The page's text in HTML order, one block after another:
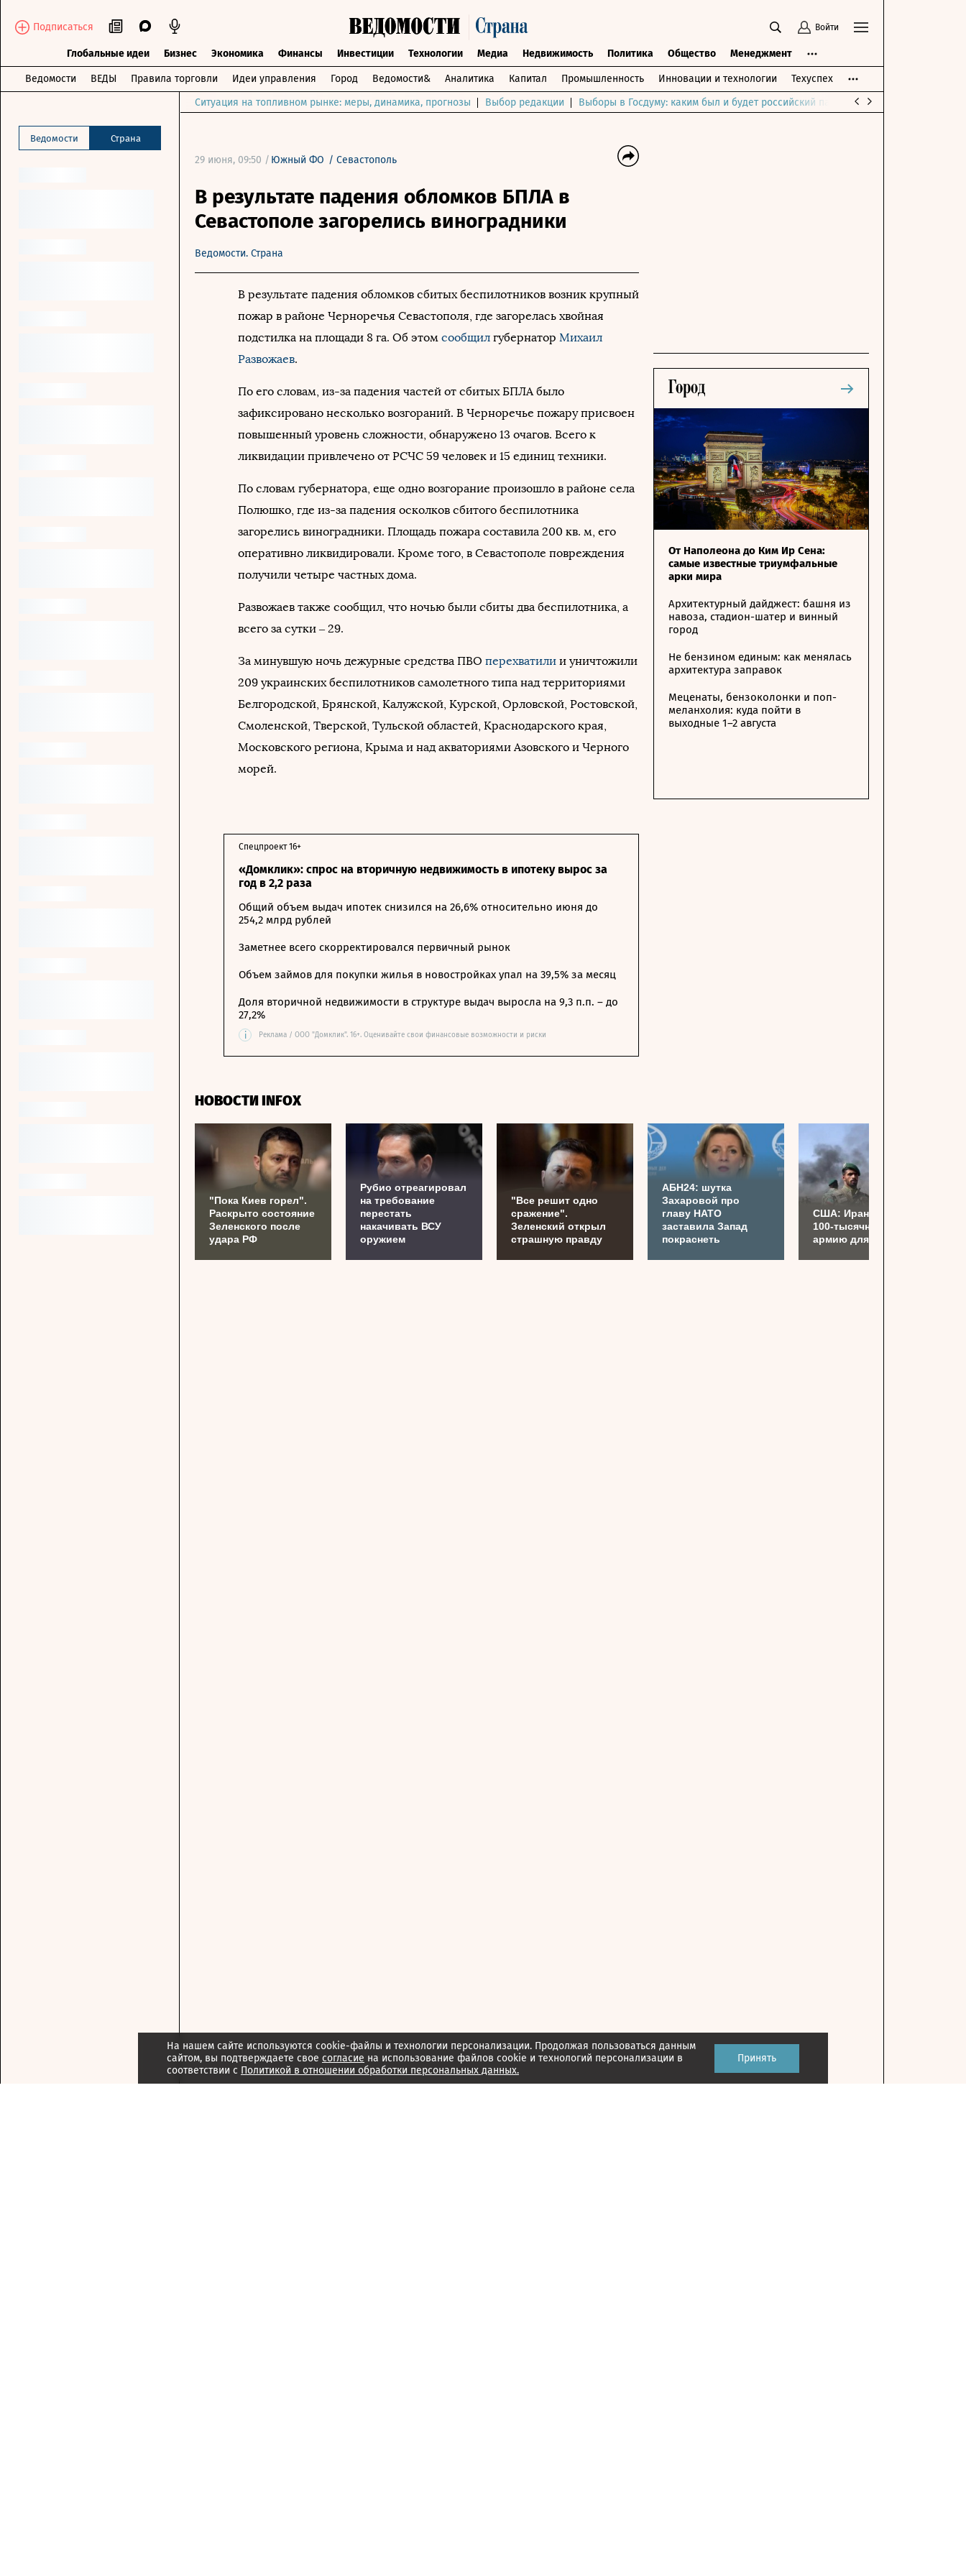
На нашем сайте используются cookie-файлы и технологии персонализации. Продолжая пользоваться данным
сайтом, вы подтверждаете свое согласие на использование файлов cookie и технологий персонализации в
соответствии с Политикой в отношении обработки персональных данных.
Принять
Подписаться Войти
Глобальные идеи Бизнес Экономика Финансы Инвестиции Технологии Медиа Недвижимость Политика Общество Менеджмент
Ведомости ВЕДЫ Правила торговли Идеи управления Город Ведомости& Аналитика Капитал Промышленность Инновации и технологии Техуспех
Ведомости Страна
Ситуация на топливном рынке: меры, динамика, прогнозы Выбор редакции Выборы в Госдуму: каким был и будет российский парламент
29 июня, 09:50 / Южный ФО / Севастополь
В результате падения обломков БПЛА в
Севастополе загорелись виноградники
Ведомости. Страна
В результате падения обломков сбитых беспилотников возник крупный
пожар в районе Черноречья Севастополя, где загорелась хвойная
подстилка на площади 8 га. Об этом сообщил губернатор Михаил
Развожаев.
По его словам, из-за падения частей от сбитых БПЛА было
зафиксировано несколько возгораний. В Черноречье пожару присвоен
повышенный уровень сложности, обнаружено 13 очагов. Всего к
ликвидации привлечено от РСЧС 59 человек и 15 единиц техники.
По словам губернатора, еще одно возгорание произошло в районе села
Полюшко, где из-за падения осколков сбитого беспилотника
загорелись виноградники. Площадь пожара составила 200 кв. м, его
оперативно ликвидировали. Кроме того, в Севастополе повреждения
получили четыре частных дома.
Развожаев также сообщил, что ночью были сбиты два беспилотника, а
всего за сутки – 29.
За минувшую ночь дежурные средства ПВО перехватили и уничтожили
209 украинских беспилотников самолетного типа над территориями
Белгородской, Брянской, Калужской, Курской, Орловской, Ростовской,
Смоленской, Тверской, Тульской областей, Краснодарского края,
Московского региона, Крыма и над акваториями Азовского и Черного
морей.
«Домклик»: спрос на вторичную недвижимость в ипотеку вырос за
год в 2,2 раза
Спецпроект 16+
Общий объем выдач ипотек снизился на 26,6% относительно июня до
254,2 млрд рублей
Заметнее всего скорректировался первичный рынок
Объем займов для покупки жилья в новостройках упал на 39,5% за месяц
Доля вторичной недвижимости в структуре выдач выросла на 9,3 п.п. – до
27,2%
i Реклама / ООО "Домклик". 16+. Оценивайте свои финансовые возможности и риски
От Наполеона до Ким Ир Сена:
самые известные триумфальные
арки мира
Архитектурный дайджест: башня из
навоза, стадион-шатер и винный
город
Не бензином единым: как менялась
архитектура заправок
Меценаты, бензоколонки и поп-
меланхолия: куда пойти в
выходные 1–2 августа
НОВОСТИ INFOX
"Пока Киев горел".
Раскрыто состояние
Зеленского после
удара РФ
Рубио отреагировал
на требование
перестать
накачивать ВСУ
оружием
"Все решит одно
сражение".
Зеленский открыл
страшную правду
АБН24: шутка
Захаровой про
главу НАТО
заставила Запад
покраснеть
США: Иран готовит
100-тысячную
армию для Украины